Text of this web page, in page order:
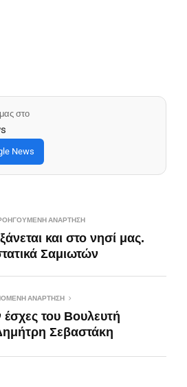
στο
News
ΑΝΆΡΤΗΣΗ
και στο νησί μας.
Σαμιωτών
ΑΝΆΡΤΗΣΗ
του Βουλευτή
Σεβαστάκη